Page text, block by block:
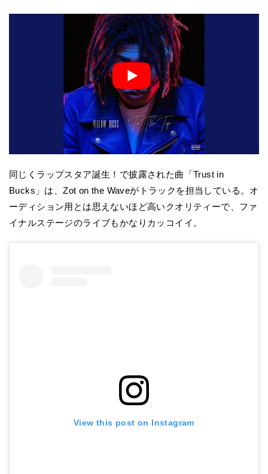
同じくラップスタア誕生！で披露された曲「Trust in
Bucks」は、Zot on the Waveがトラックを担当している。オ
ーディション用とは思えないほど高いクオリティーで、ファ
イナルステージのライブもかなりカッコイイ。
View this post on Instagram